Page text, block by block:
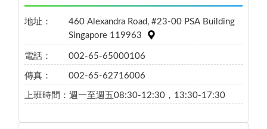
地址：
460 Alexandra Road, #23-00 PSA Building
Singapore 119963
電話： 002-65-65000106
傳真： 002-65-62716006
上班時間： 週一至週五08:30-12:30，13:30-17:30